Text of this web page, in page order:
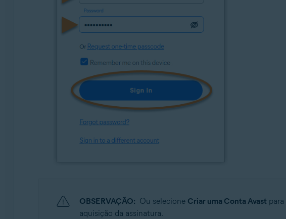
OBSERVAÇÃO: Ou selecione Criar uma Conta Avast para
aquisição da assinatura.